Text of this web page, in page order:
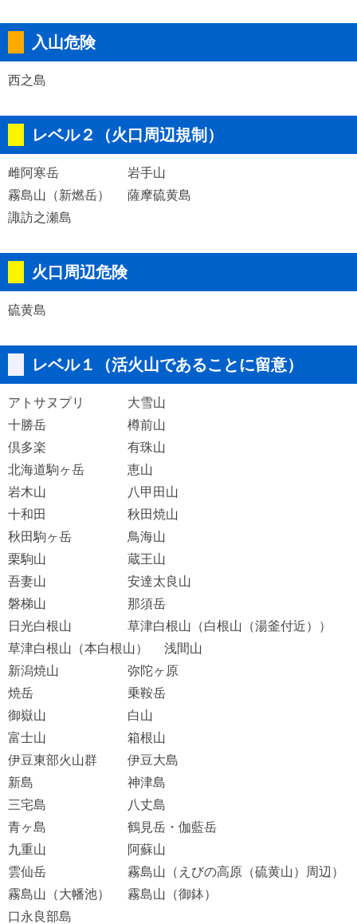
入山危険
西之島
レベル２（火口周辺規制）
雌阿寒岳
岩手山
霧島山（新燃岳）
薩摩硫黄島
諏訪之瀬島
火口周辺危険
硫黄島
レベル１（活火山であることに留意）
アトサヌプリ
大雪山
十勝岳
樽前山
倶多楽
有珠山
北海道駒ヶ岳
恵山
岩木山
八甲田山
十和田
秋田焼山
秋田駒ヶ岳
鳥海山
栗駒山
蔵王山
吾妻山
安達太良山
磐梯山
那須岳
日光白根山
草津白根山（白根山（湯釜付近））
草津白根山（本白根山）
浅間山
新潟焼山
弥陀ヶ原
焼岳
乗鞍岳
御嶽山
白山
富士山
箱根山
伊豆東部火山群
伊豆大島
新島
神津島
三宅島
八丈島
青ヶ島
鶴見岳・伽藍岳
九重山
阿蘇山
雲仙岳
霧島山（えびの高原（硫黄山）周辺）
霧島山（大幡池）
霧島山（御鉢）
口永良部島